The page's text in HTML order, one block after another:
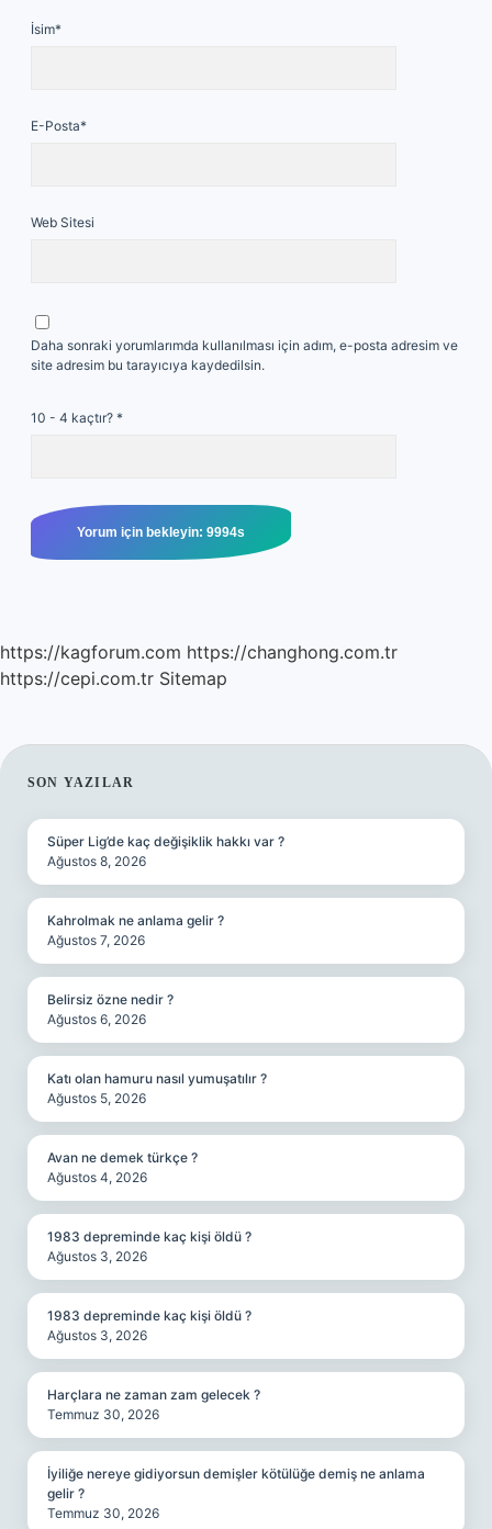
İsim*
E-Posta*
Web Sitesi
Daha sonraki yorumlarımda kullanılması için adım, e-posta adresim ve
site adresim bu tarayıcıya kaydedilsin.
10 - 4 kaçtır? *
https://kagforum.com https://changhong.com.tr
https://cepi.com.tr Sitemap
SIDEBAR
SON YAZILAR
Süper Lig’de kaç değişiklik hakkı var ?
Ağustos 8, 2026
Kahrolmak ne anlama gelir ?
Ağustos 7, 2026
Belirsiz özne nedir ?
Ağustos 6, 2026
Katı olan hamuru nasıl yumuşatılır ?
Ağustos 5, 2026
Avan ne demek türkçe ?
Ağustos 4, 2026
1983 depreminde kaç kişi öldü ?
Ağustos 3, 2026
1983 depreminde kaç kişi öldü ?
Ağustos 3, 2026
Harçlara ne zaman zam gelecek ?
Temmuz 30, 2026
İyiliğe nereye gidiyorsun demişler kötülüğe demiş ne anlama
gelir ?
Temmuz 30, 2026